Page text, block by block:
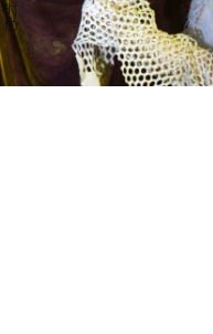
时
尚